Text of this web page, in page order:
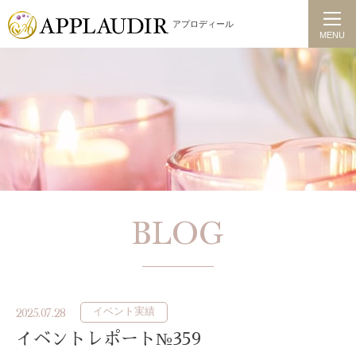
アプロディール
MENU
BLOG
2025.07.28 イベント実績
イベントレポート№359